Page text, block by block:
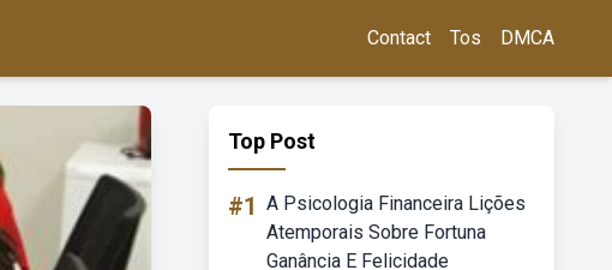
Contact Tos DMCA
Top Post
#1 A Psicologia Financeira Lições
Atemporais Sobre Fortuna
Ganância E Felicidade